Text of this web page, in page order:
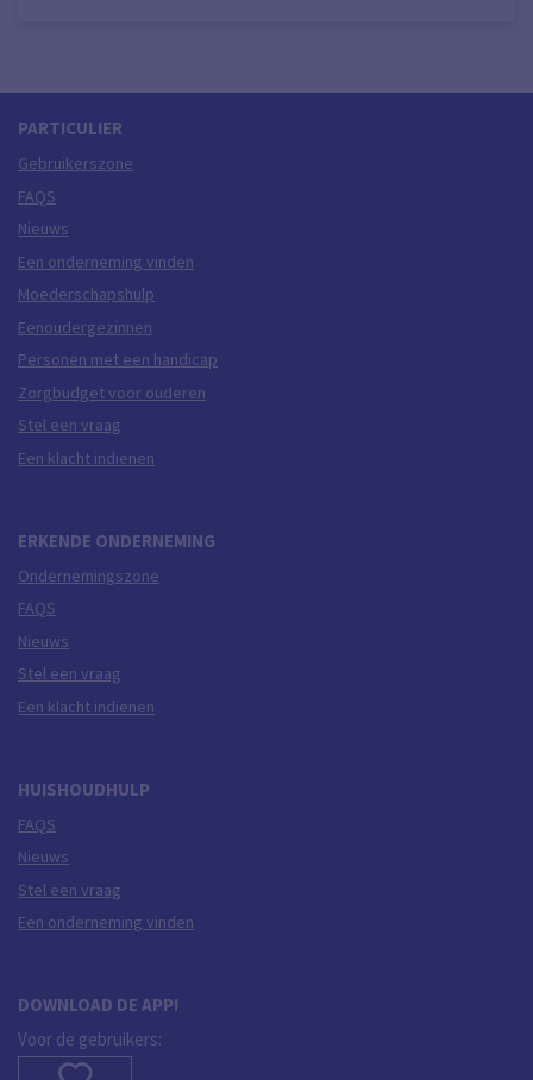
PARTICULIER
Gebruikerszone
FAQS
Nieuws
Een onderneming vinden
Moederschapshulp
Eenoudergezinnen
Personen met een handicap
Zorgbudget voor ouderen
Stel een vraag
Een klacht indienen
ERKENDE ONDERNEMING
Ondernemingszone
FAQS
Nieuws
Stel een vraag
Een klacht indienen
HUISHOUDHULP
FAQS
Nieuws
Stel een vraag
Een onderneming vinden
DOWNLOAD DE APP!
Voor de gebruikers: